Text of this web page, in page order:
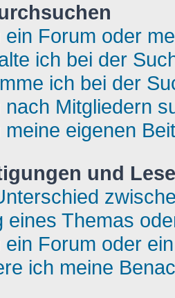
Forum oder
ich bei der
ich bei der
Mitgliedern
eigenen
und
eines Themas
Forum oder
ich meine